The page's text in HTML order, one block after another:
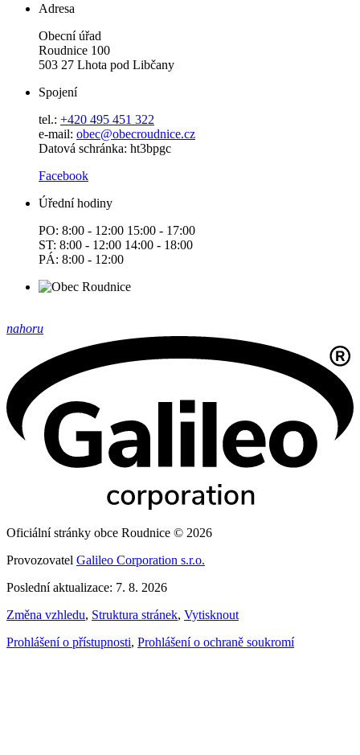
Adresa
Obecní úřad
Roudnice 100
503 27 Lhota pod Libčany
Spojení
tel.: +420 495 451 322
e-mail: obec@obecroudnice.cz
Datová schránka: ht3bpgc
Facebook
Úřední hodiny
PO: 8:00 - 12:00 15:00 - 17:00
ST: 8:00 - 12:00 14:00 - 18:00
PÁ: 8:00 - 12:00
nahoru
Oficiální stránky obce Roudnice © 2026
Provozovatel Galileo Corporation s.r.o.
Poslední aktualizace: 7. 8. 2026
Změna vzhledu, Struktura stránek, Vytisknout
Prohlášení o přístupnosti, Prohlášení o ochraně soukromí